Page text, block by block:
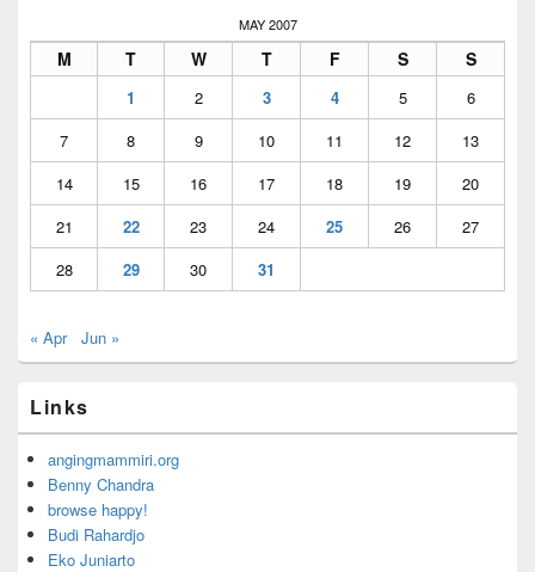
MAY 2007
M T W T F S S
1 2 3 4 5
6
7
8 9 10 11 12
13
14
15 16 17 18 19
20
21
22 23 24 25 26
27
28
29 30 31
« Apr Jun »
Links
angingmammiri.org
Benny Chandra
browse happy!
Budi Rahardjo
Eko Juniarto